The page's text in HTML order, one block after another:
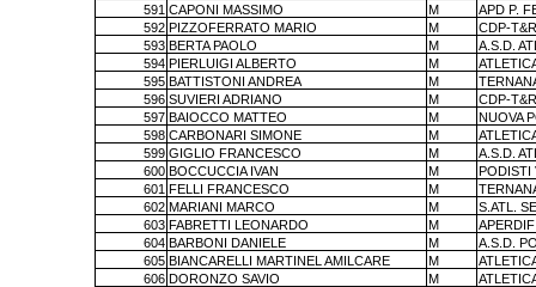
591 CAPONI MASSIMO M
APD P.
592 PIZZOFERRATO MARIO M
CDP-
593 BERTA PAOLO M
A.S.D.
594 PIERLUIGI ALBERTO M
595 BATTISTONI ANDREA M
596 SUVIERI ADRIANO M
CDP-
597 BAIOCCO MATTEO M
NUOVA
598 CARBONARI SIMONE M
599 GIGLIO FRANCESCO M
A.S.D.
600 BOCCUCCIA IVAN M
PODISTI
601 FELLI FRANCESCO M
602 MARIANI MARCO M
S.ATL.
603 FABRETTI LEONARDO M
604 BARBONI DANIELE M
A.S.D.
605 BIANCARELLI MARTINEL AMILCARE M
606 DORONZO SAVIO M